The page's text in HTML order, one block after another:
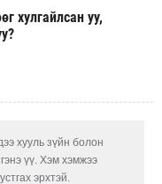
хулгайлсан уу,
хууль зүйн болон
үү. Хэм хэмжээ
эрхтэй.